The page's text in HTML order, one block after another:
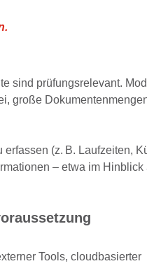
sind prüfungsrelevant.
große
erfassen (z. B. Laufzeiten,
– etwa im
Tools, cloudbasierter